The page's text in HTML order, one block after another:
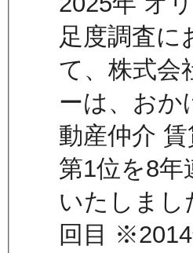
足度調査に
て、株式会
ーは、おか
動産仲介
第1位を8年
いたしまし
回目